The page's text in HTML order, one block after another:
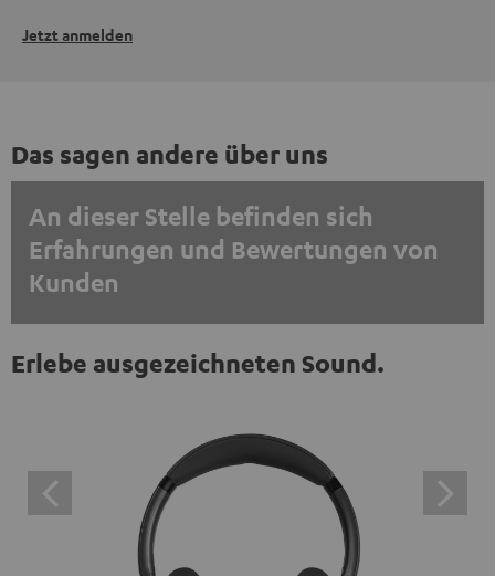
Jetzt anmelden
Das sagen andere über uns
An dieser Stelle befinden sich
Erfahrungen und Bewertungen von
Kunden
EINMALIG ZUSTIMMEN UND ANZEIGEN
Trustpilot‑Bewertungen sind externe Inhalte. Der
externe Inhalt kann hier mit nur einem Klick angezeigt
werden. Mit dem Anklicken des Inhalts wird zugestimmt,
dass externe Inhalte angezeigt werden. Dabei können
personenbezogene Daten an Drittplattformen
Erlebe ausgezeichneten Sound.